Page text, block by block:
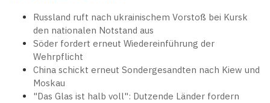
Russland ruft nach ukrainischem Vorstoß bei Kursk
den nationalen Notstand aus
Söder fordert erneut Wiedereinführung der
Wehrpflicht
China schickt erneut Sondergesandten nach Kiew und
Moskau
"Das Glas ist halb voll": Dutzende Länder fordern